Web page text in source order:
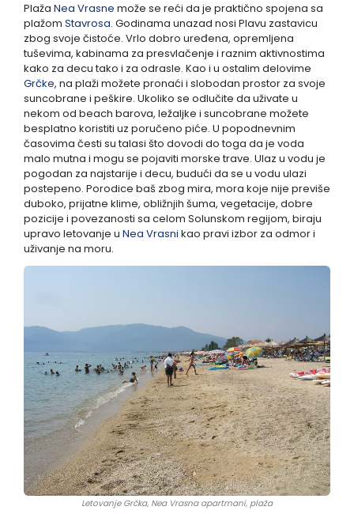
Plaža Nea Vrasne može se reći da je praktično spojena sa
plažom Stavrosa. Godinama unazad nosi Plavu zastavicu
zbog svoje čistoće. Vrlo dobro uređena, opremljena
tuševima, kabinama za presvlačenje i raznim aktivnostima
kako za decu tako i za odrasle. Kao i u ostalim delovime
Grčke, na plaži možete pronaći i slobodan prostor za svoje
suncobrane i peškire. Ukoliko se odlučite da uživate u
nekom od beach barova, ležaljke i suncobrane možete
besplatno koristiti uz poručeno piće. U popodnevnim
časovima česti su talasi što dovodi do toga da je voda
malo mutna i mogu se pojaviti morske trave. Ulaz u vodu je
pogodan za najstarije i decu, budući da se u vodu ulazi
postepeno. Porodice baš zbog mira, mora koje nije previše
duboko, prijatne klime, obližnjih šuma, vegetacije, dobre
pozicije i povezanosti sa celom Solunskom regijom, biraju
upravo letovanje u Nea Vrasni kao pravi izbor za odmor i
uživanje na moru.
Letovanje Grčka, Nea Vrasna apartmani, plaža